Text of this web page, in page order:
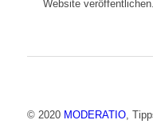
Website veröffentlichen.
© 2020 MODERATIO,